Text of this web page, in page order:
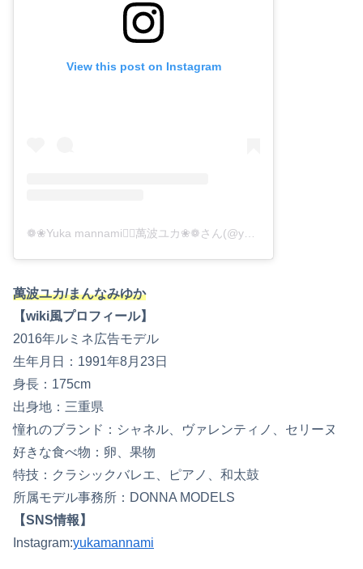
View this post on Instagram
萬波ユカ/まんなみゆか
【wiki風プロフィール】
2016年ルミネ広告モデル
生年月日：1991年8月23日
身長：175cm
出身地：三重県
憧れのブランド：シャネル、ヴァレンティノ、セリーヌ
好きな食べ物：卵、果物
特技：クラシックバレエ、ピアノ、和太鼓
所属モデル事務所：DONNA MODELS
【SNS情報】
Instagram:yukamannami